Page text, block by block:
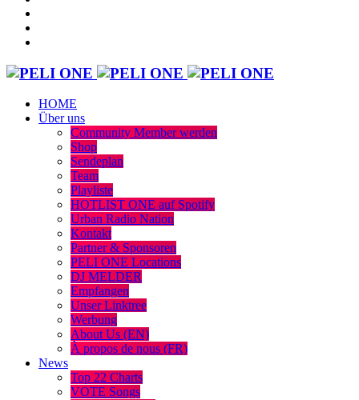
HOME
Über uns
Community Member werden
Shop
Sendeplan
Team
Playliste
HOTLIST ONE auf Spotify
Urban Radio Nation
Kontakt
Partner & Sponsoren
PELI ONE Locations
DJ MELDER
Empfangen
Unser Linktree
Werbung
About Us (EN)
À propos de nous (FR)
News
Top 22 Charts
VOTE Songs